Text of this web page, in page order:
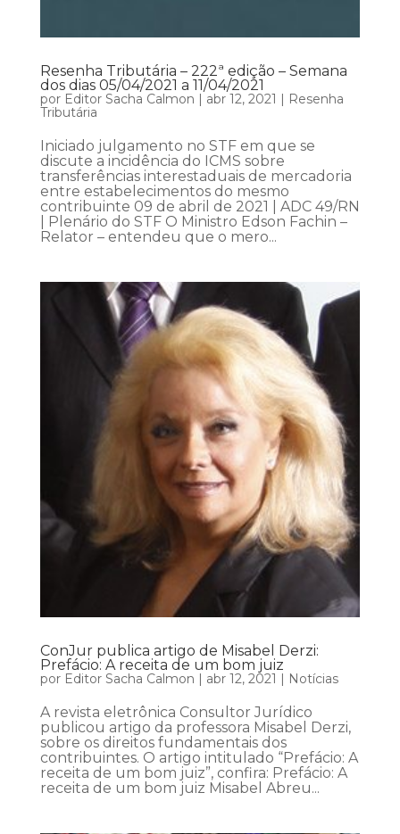
Resenha Tributária – 222ª edição – Semana
dos dias 05/04/2021 a 11/04/2021
por Editor Sacha Calmon | abr 12, 2021 | Resenha
Tributária
Iniciado julgamento no STF em que se
discute a incidência do ICMS sobre
transferências interestaduais de mercadoria
entre estabelecimentos do mesmo
contribuinte 09 de abril de 2021 | ADC 49/RN
| Plenário do STF O Ministro Edson Fachin –
Relator – entendeu que o mero...
ConJur publica artigo de Misabel Derzi:
Prefácio: A receita de um bom juiz
por Editor Sacha Calmon | abr 12, 2021 | Notícias
A revista eletrônica Consultor Jurídico
publicou artigo da professora Misabel Derzi,
sobre os direitos fundamentais dos
contribuintes. O artigo intitulado “Prefácio: A
receita de um bom juiz”, confira: Prefácio: A
receita de um bom juiz Misabel Abreu...